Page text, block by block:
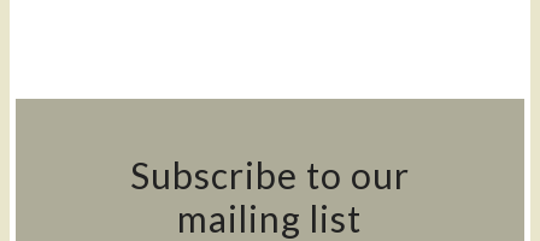
Subscribe to our
mailing list